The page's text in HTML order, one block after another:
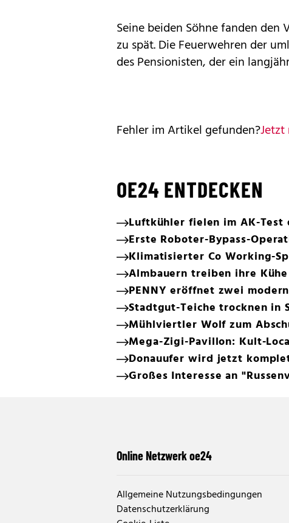
Seine beiden Söhne fanden
zu spät. Die Feuerwehren der
des Pensionisten, der ein
Fehler im Artikel gefunden?Jetzt
OE24 ENTDECKEN
Luftkühler fielen im AK-Test
Erste Roboter-Bypass-
Klimatisierter Co Working-
Almbauern treiben ihre
PENNY eröffnet zwei
Stadtgut-Teiche trocknen in
Mühlviertler Wolf zum
Mega-Zigi-Pavillon: Kult-
Donauufer wird jetzt
Großes Interesse an
Online Netzwerk oe24
Allgemeine Nutzungsbedingungen
Datenschutzerklärung